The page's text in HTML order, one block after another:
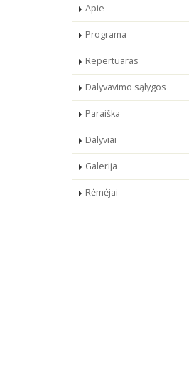
Apie
Programa
Repertuaras
Dalyvavimo sąlygos
Paraiška
Dalyviai
Galerija
Rėmėjai